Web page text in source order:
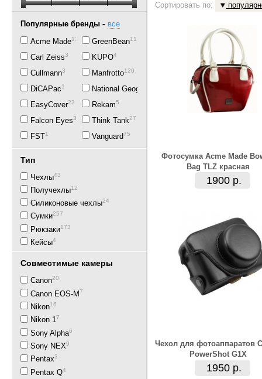
Популярные бренды - все
Acme Made11
Carl Zeiss3
Cullmann3
DiCAPac1
EasyCover23
Falcon Eyes3
FST1
GreenBean11
KUPO4
Manfrotto120
National Geographic
Rekam5
Think Tank27
Vanguard75
Тип
Чехлы43
Получехлы12
Силиконовые чехлы24
Сумки257
Рюкзаки173
Кейсы4
Совместимые камеры
Canon20
Canon EOS-M7
Nikon16
Nikon 17
Sony Alpha6
Sony NEX9
Pentax3
Pentax Q4
Сортировать по:
Фотосумка Acme Made
Bag TLZ красная
1900 р.
Чехол для фотоаппаратов
PowerShot G1X
1950 р.